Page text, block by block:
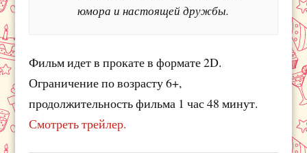
юмора и настоящей дружбы.
Фильм идет в прокате в формате 2D.
Ограничение по возрасту 6+,
продолжительность фильма 1 час 48 минут.
Смотреть трейлер.